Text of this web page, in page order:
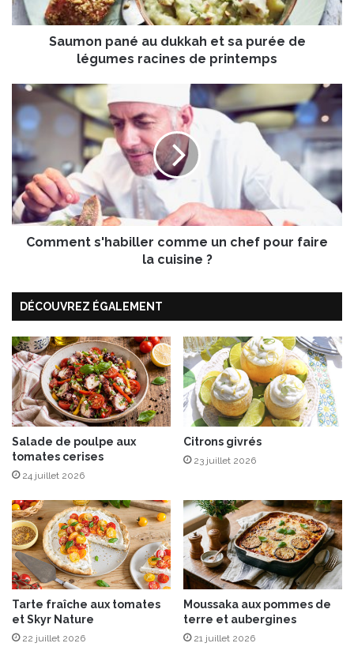
a
n
u
k
a
h
e
t
s
r
e
d
e
l
é
g
u
m
e
s
a
c
i
n
e
s
d
e
p
Saumon pané au dukkah et sa purée de
légumes racines de printemps
o
m
m
e
n
t
s
'
i
l
e
r
c
o
m
m
e
u
n
h
e
f
p
o
u
r
f
a
Comment s'habiller comme un chef pour faire
la cuisine ?
DÉCOUVREZ ÉGALEMENT
Salade de poulpe aux
tomates cerises
24 juillet 2026
Citrons givrés
23 juillet 2026
Tarte fraîche aux tomates
et Skyr Nature
22 juillet 2026
Moussaka aux pommes de
terre et aubergines
21 juillet 2026